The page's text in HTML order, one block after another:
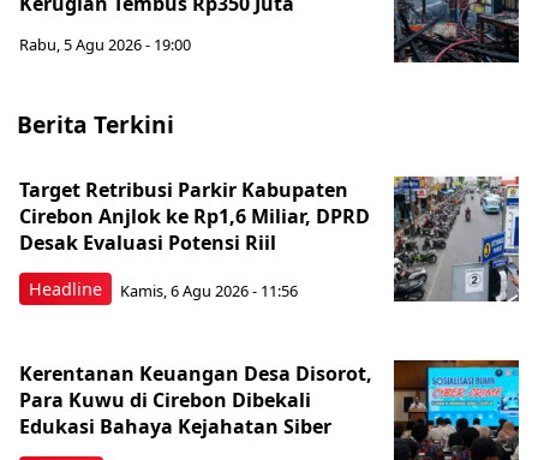
Rabu, 5 Agu 2026 - 19:00
Berita Terkini
Headline
Target Retribusi Parkir Kabupaten
Cirebon Anjlok ke Rp1,6 Miliar, DPRD
Desak Evaluasi Potensi Riil
Kamis, 6 Agu 2026 - 11:56
Kerentanan Keuangan Desa Disorot,
Para Kuwu di Cirebon Dibekali
Edukasi Bahaya Kejahatan Siber